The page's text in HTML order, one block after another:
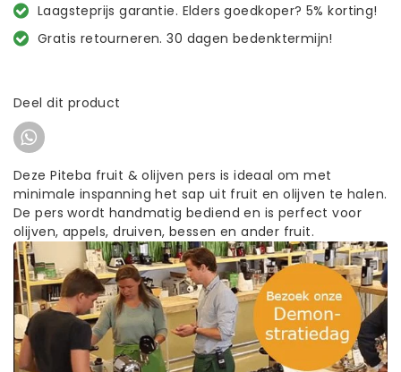
Laagsteprijs garantie. Elders goedkoper? 5% korting!
Gratis retourneren. 30 dagen bedenktermijn!
Deel dit product
Deze Piteba fruit & olijven pers is ideaal om met
minimale inspanning het sap uit fruit en olijven te halen.
De pers wordt handmatig bediend en is perfect voor
olijven, appels, druiven, bessen en ander fruit.